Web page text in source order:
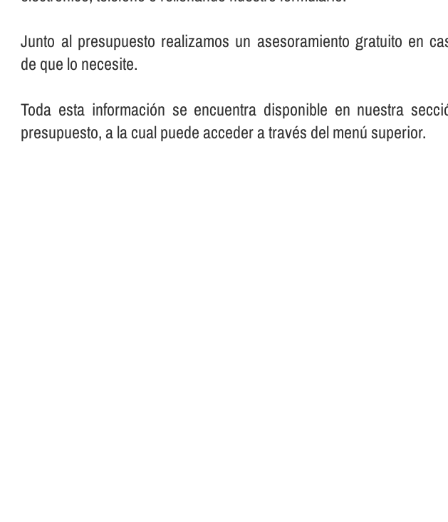
Junto al presupuesto realizamos un asesoramiento gratuito en
de que lo necesite.
Toda esta información se encuentra disponible en nuestra
presupuesto, a la cual puede acceder a través del menú superior.